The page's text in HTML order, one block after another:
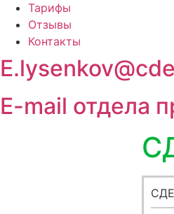
Тарифы
Отзывы
Контакты
E-mail отдела